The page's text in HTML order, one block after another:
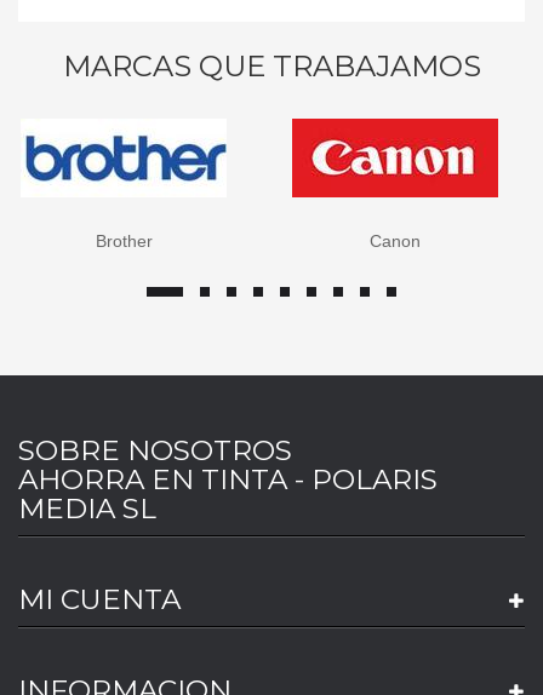
MARCAS QUE TRABAJAMOS
Brother Canon
SOBRE NOSOTROS
AHORRA EN TINTA - POLARIS
MEDIA SL
MI CUENTA